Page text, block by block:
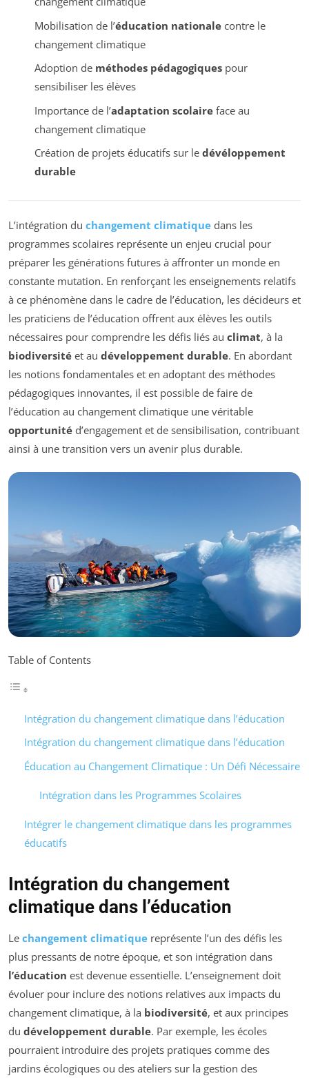
Mobilisation de l’éducation nationalecontre le
changement climatique
Adoption de méthodes pédagogiquespour
sensibiliser les élèves
Importance de l’adaptation scolaireface au
changement climatique
Création de projets éducatifs sur le dévéloppement
durable
L’intégration du changement climatique dans les
programmes scolaires représente un enjeu crucial pour
préparer les générations futures à affronter un monde en
constante mutation. En renforçant les enseignements relatifs
à ce phénomène dans le cadre de l’éducation, les décideurs et
les praticiens de l’éducation offrent aux élèves les outils
nécessaires pour comprendre les défis liés au climat, à la
biodiversité et au développement durable. En abordant
les notions fondamentales et en adoptant des méthodes
pédagogiques innovantes, il est possible de faire de
l’éducation au changement climatique une véritable
opportunité d’engagement et de sensibilisation, contribuant
ainsi à une transition vers un avenir plus durable.
Table of Contents
Intégration du changement climatique dans l’éducation
Intégration du changement climatique dans l’éducation
Éducation au Changement Climatique : Un Défi Nécessaire
Intégration dans les Programmes Scolaires
Intégrer le changement climatique dans les programmes
éducatifs
Intégration du changement
climatique dans l’éducation
Le changement climatique représente l’un des défis les
plus pressants de notre époque, et son intégration dans
l’éducation est devenue essentielle. L’enseignement doit
évoluer pour inclure des notions relatives aux impacts du
changement climatique, à la biodiversité, et aux principes
du développement durable. Par exemple, les écoles
pourraient introduire des projets pratiques comme des
jardins écologiques ou des ateliers sur la gestion des